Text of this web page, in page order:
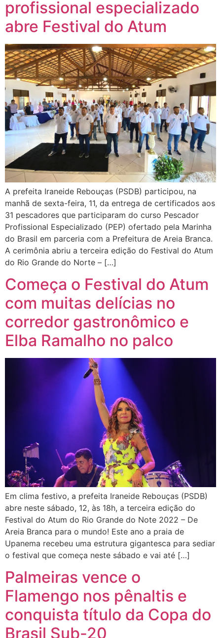
profissional especializado
abre Festival do Atum
A prefeita Iraneide Rebouças (PSDB) participou, na
manhã de sexta-feira, 11, da entrega de certificados aos
31 pescadores que participaram do curso Pescador
Profissional Especializado (PEP) ofertado pela Marinha
do Brasil em parceria com a Prefeitura de Areia Branca.
A cerimônia abriu a terceira edição do Festival do Atum
do Rio Grande do Norte – […]
Começa o Festival do Atum
com muitas delícias no
corredor gastronômico e
Elba Ramalho no palco
Em clima festivo, a prefeita Iraneide Rebouças (PSDB)
abre neste sábado, 12, às 18h, a terceira edição do
Festival do Atum do Rio Grande do Note 2022 – De
Areia Branca para o mundo! Este ano a praia de
Upanema recebeu uma estrutura gigantesca para sediar
o festival que começa neste sábado e vai até […]
Palmeiras vence o
Flamengo nos pênaltis e
conquista título da Copa do
Brasil Sub-20